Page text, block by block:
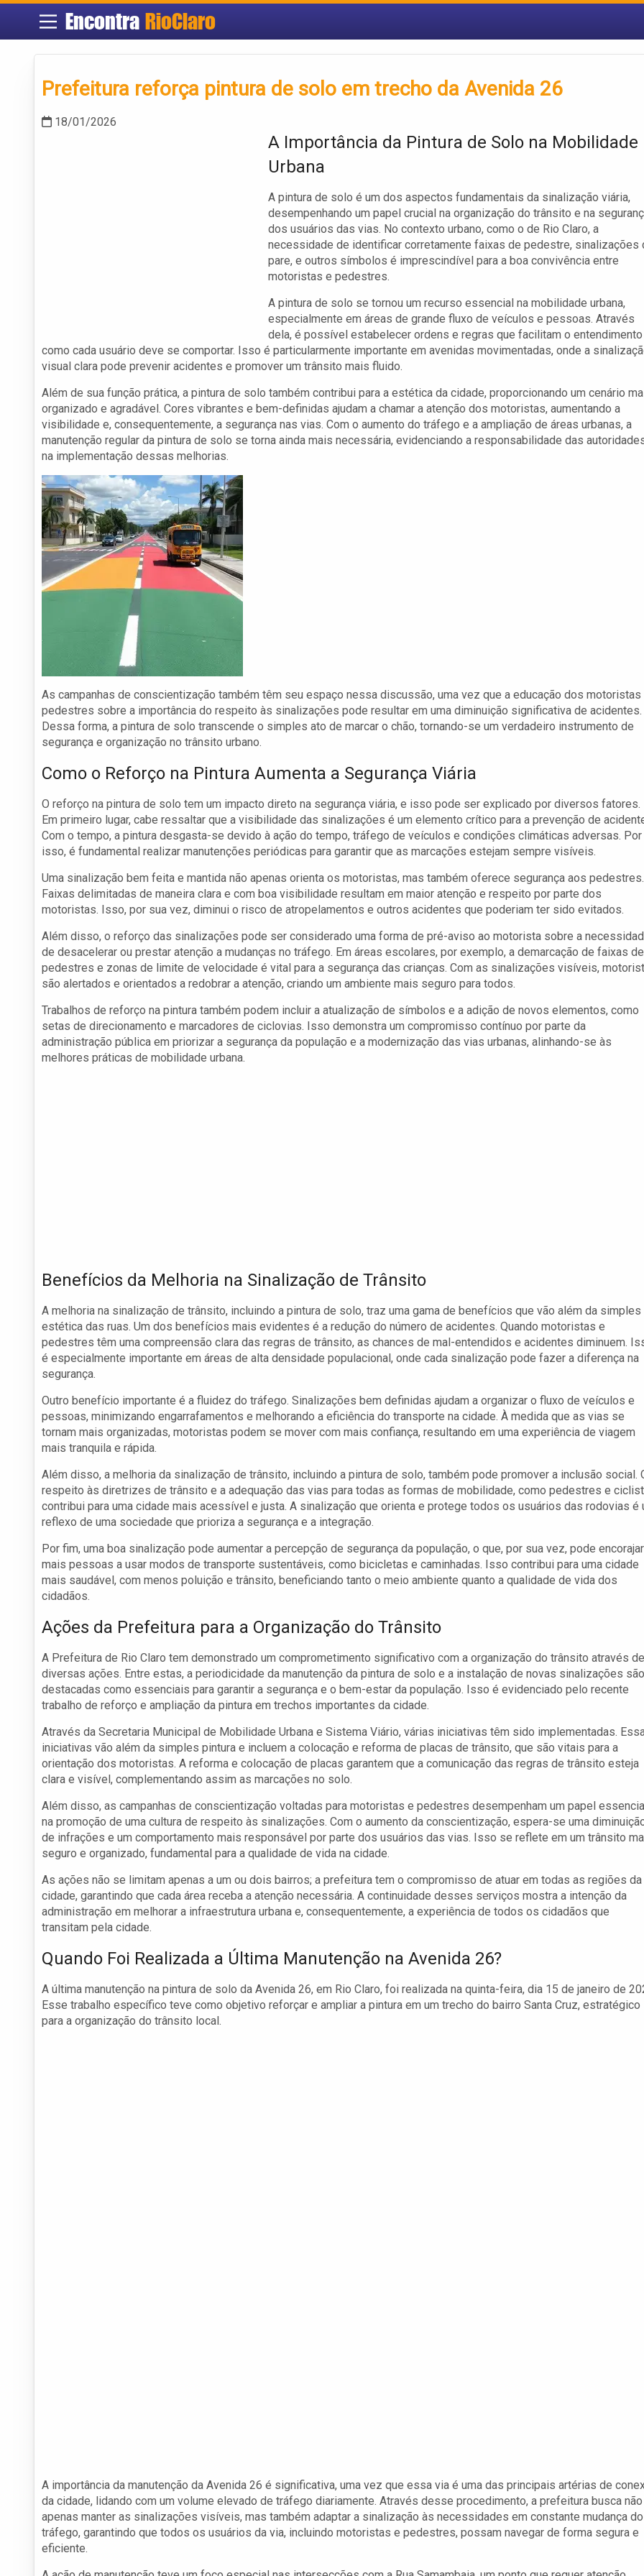
Encontra RioClaro
Prefeitura reforça pintura de solo em trecho da Avenida 26
18/01/2026
A Importância da Pintura de Solo na Mobilidade
Urbana
A pintura de solo é um dos aspectos fundamentais da sinalização viária,
desempenhando um papel crucial na organização do trânsito e na
dos usuários das vias. No contexto urbano, como o de Rio Claro, a
necessidade de identificar corretamente faixas de pedestre, sinalizações
pare, e outros símbolos é imprescindível para a boa convivência entre
motoristas e pedestres.
A pintura de solo se tornou um recurso essencial na mobilidade urbana,
especialmente em áreas de grande fluxo de veículos e pessoas. Através
dela, é possível estabelecer ordens e regras que facilitam o
como cada usuário deve se comportar. Isso é particularmente importante em avenidas movimentadas, onde a
visual clara pode prevenir acidentes e promover um trânsito mais fluido.
Além de sua função prática, a pintura de solo também contribui para a estética da cidade, proporcionando um cenário
organizado e agradável. Cores vibrantes e bem-definidas ajudam a chamar a atenção dos motoristas, aumentando a
visibilidade e, consequentemente, a segurança nas vias. Com o aumento do tráfego e a ampliação de áreas urbanas, a
manutenção regular da pintura de solo se torna ainda mais necessária, evidenciando a responsabilidade das
na implementação dessas melhorias.
As campanhas de conscientização também têm seu espaço nessa discussão, uma vez que a educação dos motoristas
pedestres sobre a importância do respeito às sinalizações pode resultar em uma diminuição significativa de acidentes.
Dessa forma, a pintura de solo transcende o simples ato de marcar o chão, tornando-se um verdadeiro instrumento de
segurança e organização no trânsito urbano.
Como o Reforço na Pintura Aumenta a Segurança Viária
O reforço na pintura de solo tem um impacto direto na segurança viária, e isso pode ser explicado por diversos fatores.
Em primeiro lugar, cabe ressaltar que a visibilidade das sinalizações é um elemento crítico para a prevenção de
Com o tempo, a pintura desgasta-se devido à ação do tempo, tráfego de veículos e condições climáticas adversas. Por
isso, é fundamental realizar manutenções periódicas para garantir que as marcações estejam sempre visíveis.
Uma sinalização bem feita e mantida não apenas orienta os motoristas, mas também oferece segurança aos pedestres.
Faixas delimitadas de maneira clara e com boa visibilidade resultam em maior atenção e respeito por parte dos
motoristas. Isso, por sua vez, diminui o risco de atropelamentos e outros acidentes que poderiam ter sido evitados.
Além disso, o reforço das sinalizações pode ser considerado uma forma de pré-aviso ao motorista sobre a
de desacelerar ou prestar atenção a mudanças no tráfego. Em áreas escolares, por exemplo, a demarcação de faixas de
pedestres e zonas de limite de velocidade é vital para a segurança das crianças. Com as sinalizações visíveis,
são alertados e orientados a redobrar a atenção, criando um ambiente mais seguro para todos.
Trabalhos de reforço na pintura também podem incluir a atualização de símbolos e a adição de novos elementos, como
setas de direcionamento e marcadores de ciclovias. Isso demonstra um compromisso contínuo por parte da
administração pública em priorizar a segurança da população e a modernização das vias urbanas, alinhando-se às
melhores práticas de mobilidade urbana.
Benefícios da Melhoria na Sinalização de Trânsito
A melhoria na sinalização de trânsito, incluindo a pintura de solo, traz uma gama de benefícios que vão além da simples
estética das ruas. Um dos benefícios mais evidentes é a redução do número de acidentes. Quando motoristas e
pedestres têm uma compreensão clara das regras de trânsito, as chances de mal-entendidos e acidentes diminuem.
é especialmente importante em áreas de alta densidade populacional, onde cada sinalização pode fazer a diferença na
segurança.
Outro benefício importante é a fluidez do tráfego. Sinalizações bem definidas ajudam a organizar o fluxo de veículos e
pessoas, minimizando engarrafamentos e melhorando a eficiência do transporte na cidade. À medida que as vias se
tornam mais organizadas, motoristas podem se mover com mais confiança, resultando em uma experiência de viagem
mais tranquila e rápida.
Além disso, a melhoria da sinalização de trânsito, incluindo a pintura de solo, também pode promover a inclusão social.
respeito às diretrizes de trânsito e a adequação das vias para todas as formas de mobilidade, como pedestres e
contribui para uma cidade mais acessível e justa. A sinalização que orienta e protege todos os usuários das rodovias é
reflexo de uma sociedade que prioriza a segurança e a integração.
Por fim, uma boa sinalização pode aumentar a percepção de segurança da população, o que, por sua vez, pode encorajar
mais pessoas a usar modos de transporte sustentáveis, como bicicletas e caminhadas. Isso contribui para uma cidade
mais saudável, com menos poluição e trânsito, beneficiando tanto o meio ambiente quanto a qualidade de vida dos
cidadãos.
Ações da Prefeitura para a Organização do Trânsito
A Prefeitura de Rio Claro tem demonstrado um comprometimento significativo com a organização do trânsito através de
diversas ações. Entre estas, a periodicidade da manutenção da pintura de solo e a instalação de novas sinalizações são
destacadas como essenciais para garantir a segurança e o bem-estar da população. Isso é evidenciado pelo recente
trabalho de reforço e ampliação da pintura em trechos importantes da cidade.
Através da Secretaria Municipal de Mobilidade Urbana e Sistema Viário, várias iniciativas têm sido implementadas.
iniciativas vão além da simples pintura e incluem a colocação e reforma de placas de trânsito, que são vitais para a
orientação dos motoristas. A reforma e colocação de placas garantem que a comunicação das regras de trânsito esteja
clara e visível, complementando assim as marcações no solo.
Além disso, as campanhas de conscientização voltadas para motoristas e pedestres desempenham um papel
na promoção de uma cultura de respeito às sinalizações. Com o aumento da conscientização, espera-se uma
de infrações e um comportamento mais responsável por parte dos usuários das vias. Isso se reflete em um trânsito
seguro e organizado, fundamental para a qualidade de vida na cidade.
As ações não se limitam apenas a um ou dois bairros; a prefeitura tem o compromisso de atuar em todas as regiões da
cidade, garantindo que cada área receba a atenção necessária. A continuidade desses serviços mostra a intenção da
administração em melhorar a infraestrutura urbana e, consequentemente, a experiência de todos os cidadãos que
transitam pela cidade.
Quando Foi Realizada a Última Manutenção na Avenida 26?
A última manutenção na pintura de solo da Avenida 26, em Rio Claro, foi realizada na quinta-feira, dia 15 de janeiro de
Esse trabalho específico teve como objetivo reforçar e ampliar a pintura em um trecho do bairro Santa Cruz, estratégico
para a organização do trânsito local.
A importância da manutenção da Avenida 26 é significativa, uma vez que essa via é uma das principais artérias de
da cidade, lidando com um volume elevado de tráfego diariamente. Através desse procedimento, a prefeitura busca não
apenas manter as sinalizações visíveis, mas também adaptar a sinalização às necessidades em constante mudança do
tráfego, garantindo que todos os usuários da via, incluindo motoristas e pedestres, possam navegar de forma segura e
eficiente.